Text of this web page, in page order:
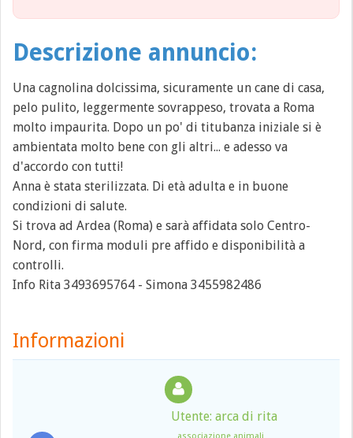
Descrizione annuncio:
Una cagnolina dolcissima, sicuramente un cane di casa,
pelo pulito, leggermente sovrappeso, trovata a Roma
molto impaurita. Dopo un po' di titubanza iniziale si è
ambientata molto bene con gli altri... e adesso va
d'accordo con tutti!
Anna è stata sterilizzata. Di età adulta e in buone
condizioni di salute.
Si trova ad Ardea (Roma) e sarà affidata solo Centro-
Nord, con firma moduli pre affido e disponibilità a
controlli.
Info Rita 3493695764 - Simona 3455982486
Informazioni
Utente: arca di rita